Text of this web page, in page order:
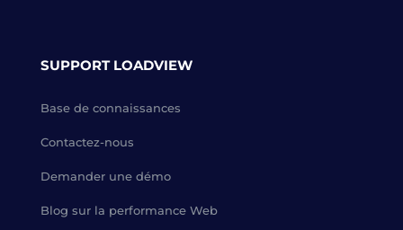
SUPPORT LOADVIEW
Base de connaissances
Contactez-nous
Demander une démo
Blog sur la performance Web